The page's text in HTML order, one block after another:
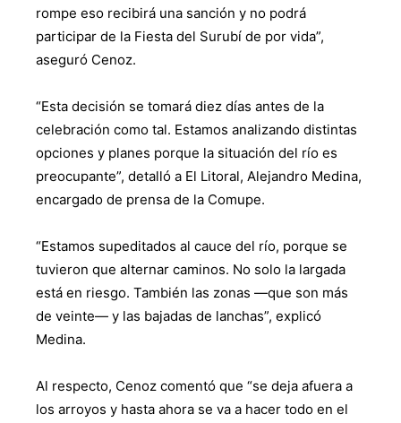
rompe eso recibirá una sanción y no podrá
participar de la Fiesta del Surubí de por vida”,
aseguró Cenoz.
“Esta decisión se tomará diez días antes de la
celebración como tal. Estamos analizando distintas
opciones y planes porque la situación del río es
preocupante”, detalló a El Litoral, Alejandro Medina,
encargado de prensa de la Comupe.
“Estamos supeditados al cauce del río, porque se
tuvieron que alternar caminos. No solo la largada
está en riesgo. También las zonas —que son más
de veinte— y las bajadas de lanchas”, explicó
Medina.
Al respecto, Cenoz comentó que “se deja afuera a
los arroyos y hasta ahora se va a hacer todo en el